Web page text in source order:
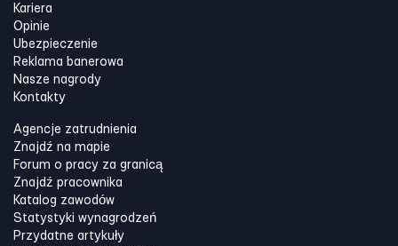
Kariera
Opinie
Ubezpieczenie
Reklama banerowa
Nasze nagrody
Kontakty
Agencje zatrudnienia
Znajdź na mapie
Forum o pracy za granicą
Znajdź pracownika
Katalog zawodów
Statystyki wynagrodzeń
Przydatne artykuły